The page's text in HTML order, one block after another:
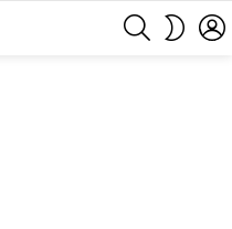
SEARCH
SKIN